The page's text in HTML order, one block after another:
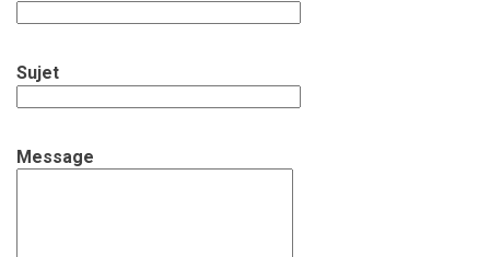
Sujet
Message